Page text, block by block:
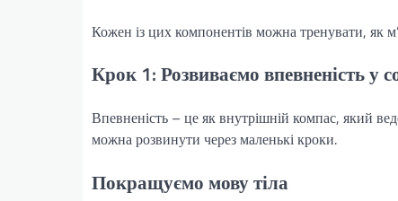
Кожен із цих компонентів можна тренувати, як
Крок 1: Розвиваємо впевненість у
Впевненість – це як внутрішній компас, який
можна розвинути через маленькі кроки.
Покращуємо мову тіла